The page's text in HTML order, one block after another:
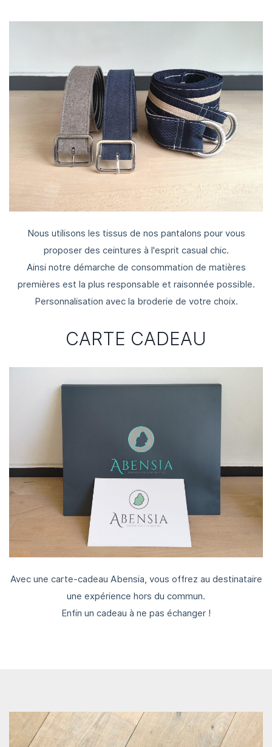
Nous utilisons les tissus de nos pantalons pour vous
proposer des ceintures à l'esprit casual chic.
Ainsi notre démarche de consommation de matières
premières est la plus responsable et raisonnée possible.
Personnalisation avec la broderie de votre choix.
CARTE CADEAU
Avec une carte-cadeau Abensia, vous offrez au destinataire
une expérience hors du commun.
Enfin un cadeau à ne pas échanger !